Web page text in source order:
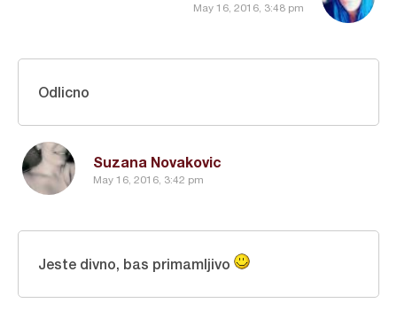
May 16, 2016, 3:48 pm
Suzana Novakovic
May 16, 2016, 3:42 pm
Odlicno
Jeste divno, bas primamljivo